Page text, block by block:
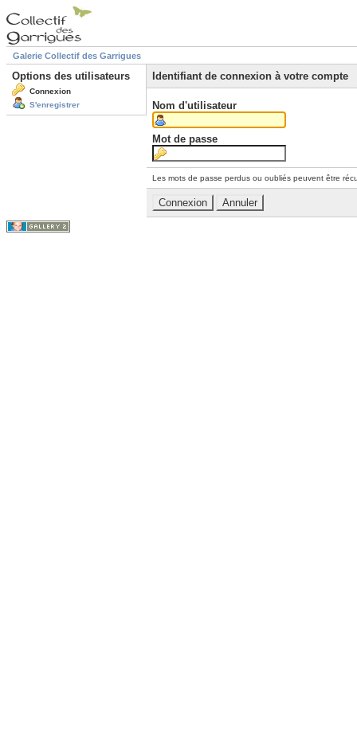
Galerie Collectif des Garrigues
Options des utilisateurs
Connexion
S'enregistrer
Identifiant de connexion à votre compte
Nom d'utilisateur
Mot de passe
Les mots de passe perdus ou oubliés peuvent être